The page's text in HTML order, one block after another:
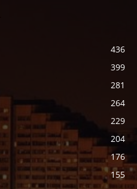
436
399
281
264
229
204
176
155